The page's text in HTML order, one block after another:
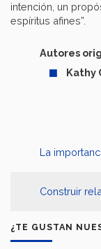
intención, un
espíritus afines”.
Autores
Kathy
La
Construir
¿TE GUSTAN